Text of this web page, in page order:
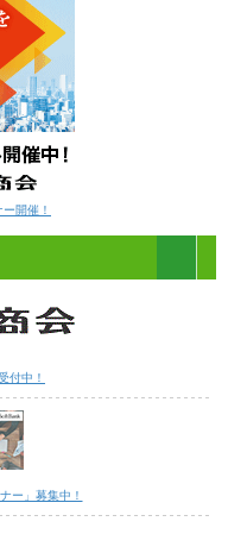
開催！
付中！
ー」募集中！